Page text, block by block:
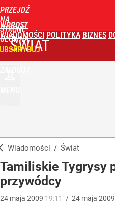
PRZEJDŹ
NA
STRONĘ
GŁÓWNĄ
WPROST
WIADOMOŚCI POLITYKA BIZNES
ŚWIAT
Wiadomości / Świat
Tamiliskie Tygrysy
przywódcy
24 maja 2009 19:11 / 24 maja 2009